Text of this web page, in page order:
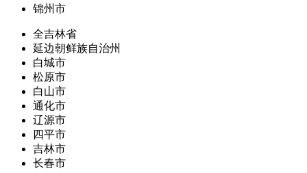
锦州市
全吉林省
延边朝鲜族自治州
白城市
松原市
白山市
通化市
辽源市
四平市
吉林市
长春市